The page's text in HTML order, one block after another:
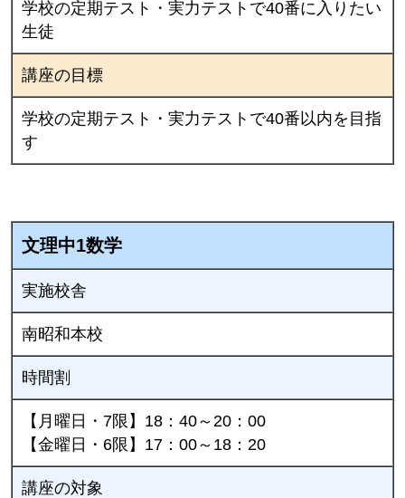
学校の定期テスト・実力テストで40番に入りたい
生徒
講座の目標
学校の定期テスト・実力テストで40番以内を目指
す
文理中1数学
実施校舎
南昭和本校
時間割
【月曜日・7限】18：40～20：00
【金曜日・6限】17：00～18：20
講座の対象